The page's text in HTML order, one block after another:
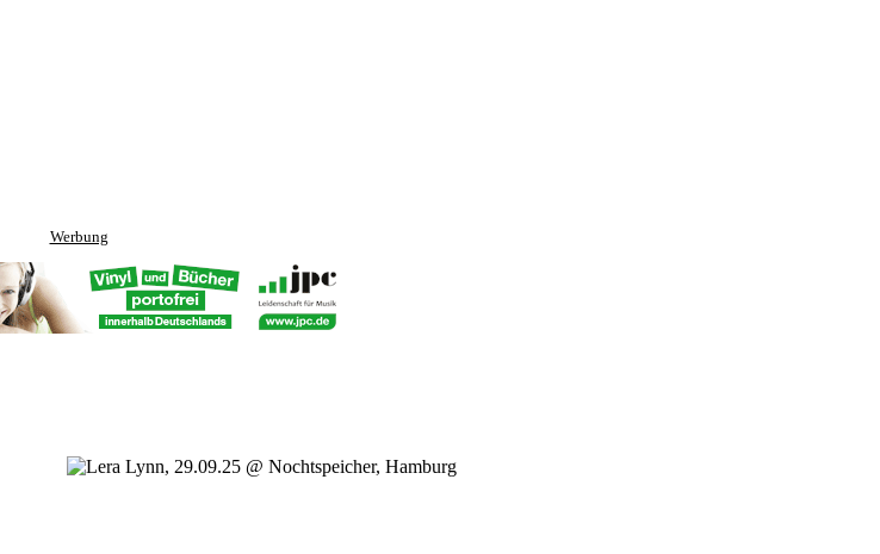
Werbung